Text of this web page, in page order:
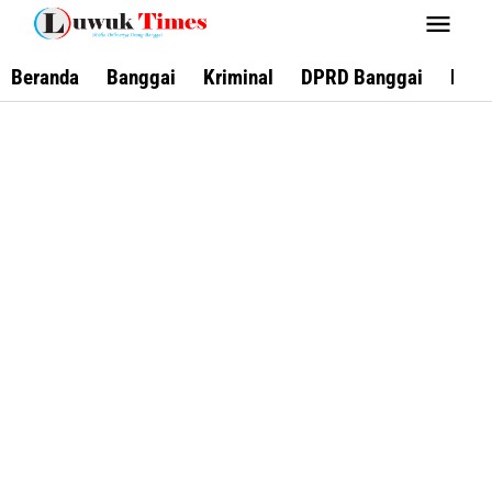
Lewati
konten
Beranda Banggai Kriminal DPRD Banggai